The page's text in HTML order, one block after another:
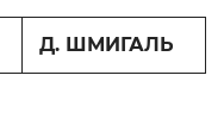
Д. ШМИГАЛЬ